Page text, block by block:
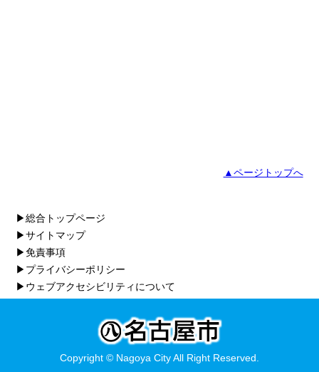
▲ページトップへ
▶総合トップページ
▶サイトマップ
▶免責事項
▶プライバシーポリシー
▶ウェブアクセシビリティについて
Copyright © Nagoya City All Right Reserved.